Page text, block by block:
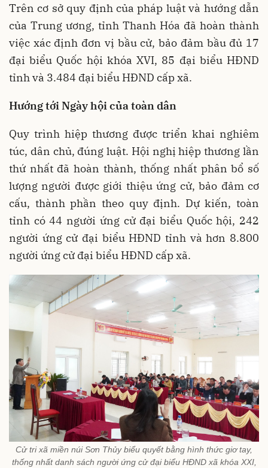
Trên cơ sở quy định của pháp luật và hướng dẫn
của Trung ương, tỉnh Thanh Hóa đã hoàn thành
việc xác định đơn vị bầu cử, bảo đảm bầu đủ 17
đại biểu Quốc hội khóa XVI, 85 đại biểu HĐND
tỉnh và 3.484 đại biểu HĐND cấp xã.
Hướng tới Ngày hội của toàn dân
Quy trình hiệp thương được triển khai nghiêm
túc, dân chủ, đúng luật. Hội nghị hiệp thương lần
thứ nhất đã hoàn thành, thống nhất phân bổ số
lượng người được giới thiệu ứng cử, bảo đảm cơ
cấu, thành phần theo quy định. Dự kiến, toàn
tỉnh có 44 người ứng cử đại biểu Quốc hội, 242
người ứng cử đại biểu HĐND tỉnh và hơn 8.800
người ứng cử đại biểu HĐND cấp xã.
Cử tri xã miền núi Sơn Thủy biểu quyết bằng hình thức giơ tay,
thống nhất danh sách người ứng cử đại biểu HĐND xã khóa XXI,